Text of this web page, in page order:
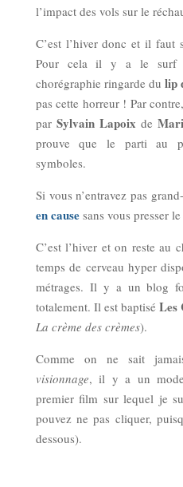
l’impact des vols sur le
C’est l’hiver donc et il faut
Pour cela il y a le surf
chorégraphie ringarde du lip
pas cette horreur ! Par
par Sylvain Lapoix de
prouve que le parti au
symboles.
Si vous n’entravez pas
en causesans vous presser
C’est l’hiver et on reste au
temps de cerveau hyper
métrages. Il y a un blog
totalement. Il est baptisé Les
La crème des crèmes).
Comme on ne sait
visionnage, il y a un mode
premier film sur lequel je
pouvez ne pas cliquer,
dessous).